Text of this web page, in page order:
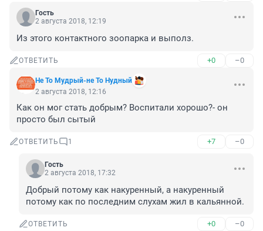
Гость
2 августа 2018, 12:19
Из этого контактного зоопарка и выполз.
ОТВЕТИТЬ +0 –0
Не То Мудрый-не То Нудный
2 августа 2018, 12:16
Как он мог стать добрым? Воспитали хорошо?- он
просто был сытый
ОТВЕТИТЬ 1 +7 –0
Гость
2 августа 2018, 17:32
Добрый потому как накуренный, а накуренный
потому как по последним слухам жил в кальянной.
ОТВЕТИТЬ +0 –0